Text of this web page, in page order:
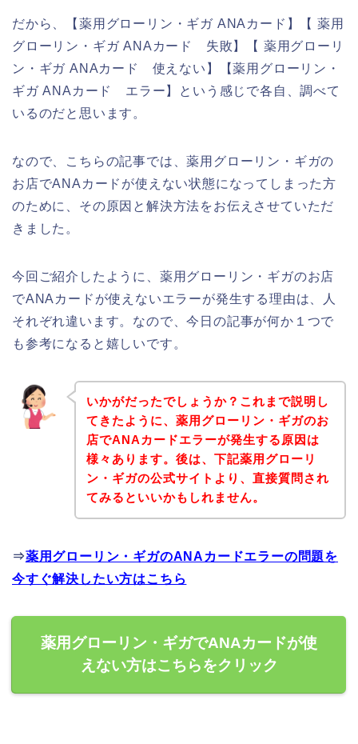
だから、【薬用グローリン・ギガ ANAカード】【 薬用
グローリン・ギガ ANAカード 失敗】【 薬用グローリ
ン・ギガ ANAカード 使えない】【薬用グローリン・
ギガ ANAカード エラー】という感じで各自、調べて
いるのだと思います。
なので、こちらの記事では、薬用グローリン・ギガの
お店でANAカードが使えない状態になってしまった方
のために、その原因と解決方法をお伝えさせていただ
きました。
今回ご紹介したように、薬用グローリン・ギガのお店
でANAカードが使えないエラーが発生する理由は、人
それぞれ違います。なので、今日の記事が何か１つで
も参考になると嬉しいです。
いかがだったでしょうか？これまで説明し
てきたように、薬用グローリン・ギガのお
店でANAカードエラーが発生する原因は
様々あります。後は、下記薬用グローリ
ン・ギガの公式サイトより、直接質問され
てみるといいかもしれません。
⇒薬用グローリン・ギガのANAカードエラーの問題を
今すぐ解決したい方はこちら
薬用グローリン・ギガでANAカードが使
えない方はこちらをクリック